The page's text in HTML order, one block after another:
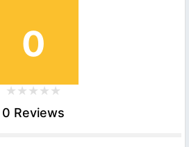
0
0 Reviews